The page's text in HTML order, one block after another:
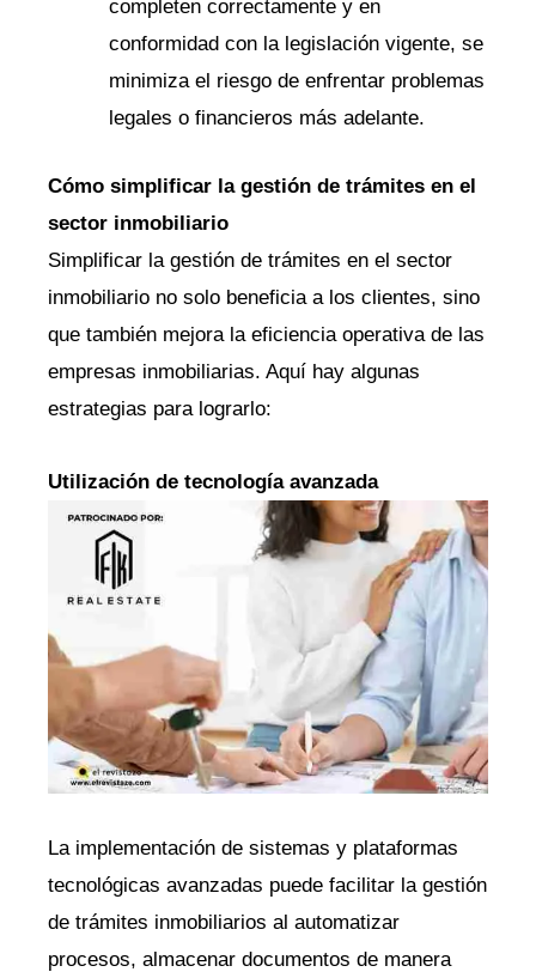
completen correctamente y en
conformidad con la legislación vigente, se
minimiza el riesgo de enfrentar problemas
legales o financieros más adelante.
Cómo simplificar la gestión de trámites en el
sector inmobiliario
Simplificar la gestión de trámites en el sector
inmobiliario no solo beneficia a los clientes, sino
que también mejora la eficiencia operativa de las
empresas inmobiliarias. Aquí hay algunas
estrategias para lograrlo:
Utilización de tecnología avanzada
La implementación de sistemas y plataformas
tecnológicas avanzadas puede facilitar la gestión
de trámites inmobiliarios al automatizar
procesos, almacenar documentos de manera